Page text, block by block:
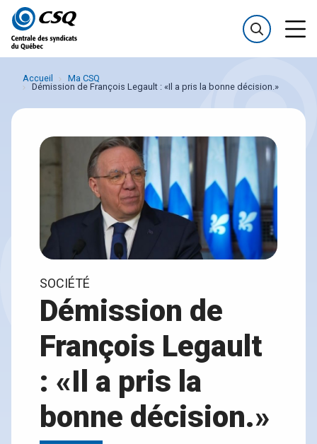
Passer
au
menu
Passer
au
contenu
Accueil
Ma CSQ
Démission de François Legault : «Il a pris la bonne décision.»
SOCIÉTÉ
Démission de
François Legault
: «Il a pris la
bonne décision.»